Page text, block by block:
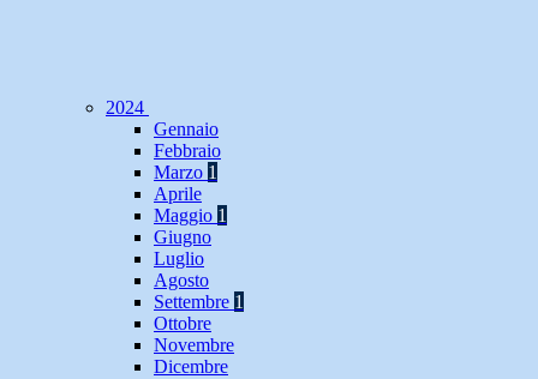
2024
Gennaio
Febbraio
Marzo 1
Aprile
Maggio 1
Giugno
Luglio
Agosto
Settembre 1
Ottobre
Novembre
Dicembre